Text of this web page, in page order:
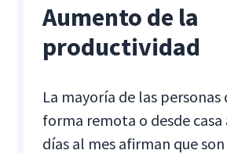
Aumento de la
productividad
La mayoría de las
forma remota o desde casa
días al mes afirman que